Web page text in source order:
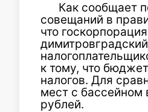
Как сообщает
совещаний в
что
к тому, что
налогов. Для
мест с
рублей.